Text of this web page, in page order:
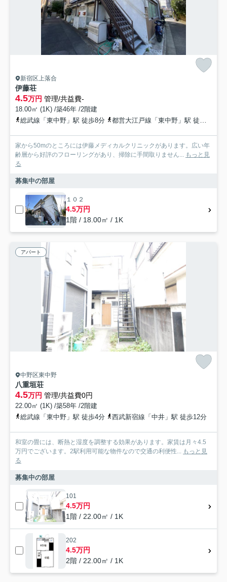
新宿区上落合
伊藤荘
4.5万円 管理/共益費-
18.00㎡ (1K) /築46年 /2階建
総武線「東中野」駅 徒歩8分
都営大江戸線「東中野」駅 徒歩8分
家から50mのところには伊藤メディカルクリニックがあります。広い年
齢層から好評のフローリングがあり、掃除に手間取りません...
もっと見
る
募集中の部屋
１０２
4.5万円
1階 / 18.00㎡ / 1K
アパート
中野区東中野
八重垣荘
4.5万円 管理/共益費0円
22.00㎡ (1K) /築58年 /2階建
総武線「東中野」駅 徒歩4分
西武新宿線「中井」駅 徒歩12分
和室の畳には、断熱と湿度を調整する効果があります。家賃は月々4.5
万円でございます。2駅利用可能な物件なので交通の利便性...
もっと見
る
募集中の部屋
101
4.5万円
1階 / 22.00㎡ / 1K
202
4.5万円
2階 / 22.00㎡ / 1K